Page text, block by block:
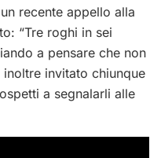
recente appello alla
“Tre roghi in sei
a pensare che non
invitato chiunque
a segnalarli alle